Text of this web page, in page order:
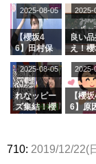
理子、8/6
「ラヴィッ
ト！」水曜
スタジオ出
演決定
ざわつ
る...
【櫻坂4
6】田村保
ージを脱い
でいた理由
2025-08-05
良い
え！
グル
e or
k』オ
シャル
ズ絶賛
2025-
れなッピー
ズ集結！櫻
「ラヴィッ
2025-08-05
【櫻
6】原
ざわ
2025-
710: 2019/12/22(